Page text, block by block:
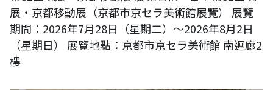
展・京都移動展（京都市京セラ美術館展覽） 展覽
期間：2026年7月28日（星期二）～2026年8月2日
（星期日） 展覽地點：京都市京セラ美術館 南迴廊2
樓